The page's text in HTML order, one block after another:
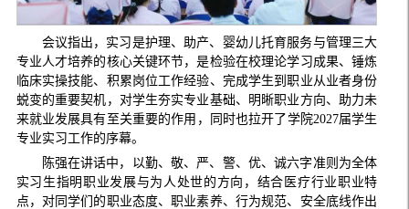
会议指出，实习是护理、助产、婴幼儿托育服务与管理三大
专业人才培养的核心关键环节，是检验在校理论学习成果、锤炼
临床实操技能、积累岗位工作经验、完成学生到职业从业者身份
蜕变的重要契机，对学生夯实专业基础、明晰职业方向、助力未
来就业发展具有至关重要的作用，同时也拉开了学院2027届学生
专业实习工作的序幕。
陈强在讲话中，以勤、敬、严、警、优、诚六字准则为全体
实习生指明职业发展与为人处世的方向，结合医疗行业职业特
点，对同学们的职业态度、职业素养、行为规范、安全底线作出